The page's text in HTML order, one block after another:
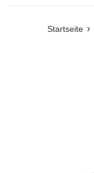
Startseite ›